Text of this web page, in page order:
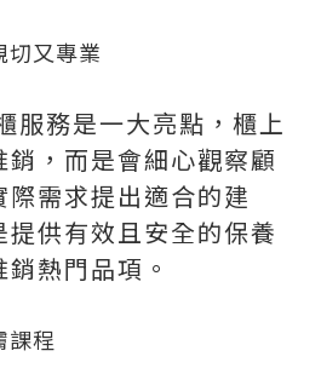
切又專業
務是一大亮點，櫃上
，而是會細心觀察顧
需求提出適合的建
供有效且安全的保養
熱門品項。
課程